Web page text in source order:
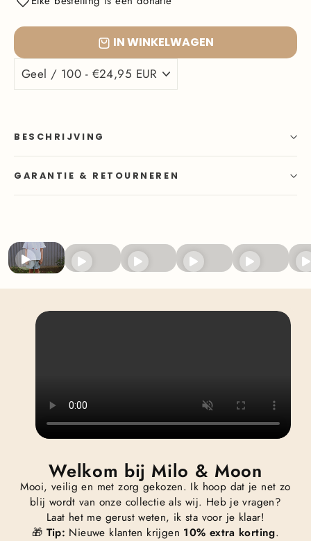
IN WINKELWAGEN
BESCHRIJVING
GARANTIE & RETOURNEREN
Welkom bij Milo & Moon
Mooi, veilig en met zorg gekozen. Ik hoop dat je net zo
blij wordt van onze collectie als wij. Heb je vragen?
Laat het me gerust weten, ik sta voor je klaar!
🎁 Tip: Nieuwe klanten krijgen 10% extra korting.